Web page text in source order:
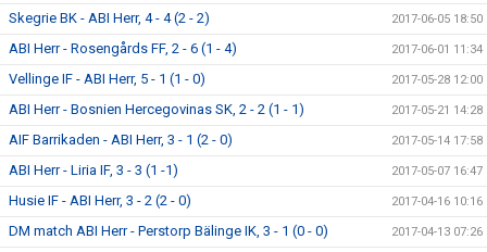
Skegrie BK - ABI Herr, 4 - 4 (2 - 2) 2017-06-05 18:50
ABI Herr - Rosengårds FF, 2 - 6 (1 - 4) 2017-06-01 11:34
Vellinge IF - ABI Herr, 5 - 1 (1 - 0) 2017-05-28 12:00
ABI Herr - Bosnien Hercegovinas SK, 2 - 2 (1 - 1) 2017-05-21 14:28
AIF Barrikaden - ABI Herr, 3 - 1 (2 - 0) 2017-05-14 17:58
ABI Herr - Liria IF, 3 - 3 (1 -1) 2017-05-07 16:47
Husie IF - ABI Herr, 3 - 2 (2 - 0) 2017-04-16 10:16
DM match ABI Herr - Perstorp Bälinge IK, 3 - 1 (0 - 0) 2017-04-13 07:26